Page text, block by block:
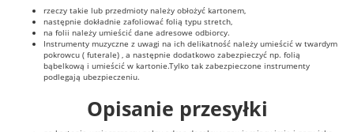
rzeczy takie lub przedmioty należy obłożyć kartonem,
następnie dokładnie zafoliować folią typu stretch,
na folii należy umieścić dane adresowe odbiorcy.
Instrumenty muzyczne z uwagi na ich delikatność należy umieścić w twardym
pokrowcu ( futerale) , a następnie dodatkowo zabezpieczyć np. folią
bąbelkową i umieścić w kartonie.Tylko tak zabezpieczone instrumenty
podlegają ubezpieczeniu.
Opisanie przesyłki